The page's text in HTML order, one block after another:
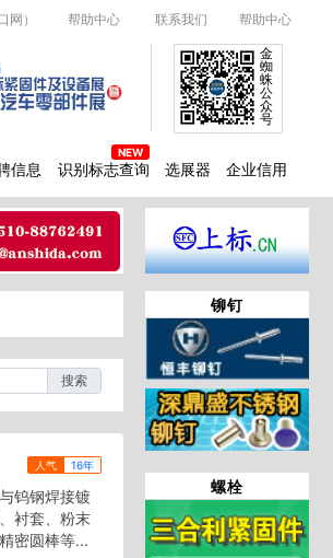
网） 帮助中心 联系我们 帮助中心
信息 识别标志查询 选展器 企业信用
金
蜘
蛛
公
众
号
铆钉
螺栓
搜索
人气 16年
钨钢焊接镀
衬套、粉末
密圆棒等...